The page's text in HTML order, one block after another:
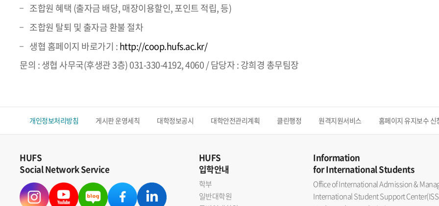
조합원 혜택 (출자금 배당, 매장이용할인, 포인트 적립, 등)
조합원 탈퇴 및 출자금 환불 절차
생협 홈페이지 바로가기 :http://coop.hufs.ac.kr/
문의 : 생협 사무국(후생관 3층) 031-330-4192, 4060 / 담당자 : 강희경 총무팀장
개인정보처리방침 게시판 운영세칙 대학정보공시 대학안전관리계획 클린행정 원격지원서비스 홈페이지 유지보수 신
HUFS
Social Network Service
HUFS
입학안내
학부
일반대학원
Information
for International Students
Office of International Admission &
International Student Support